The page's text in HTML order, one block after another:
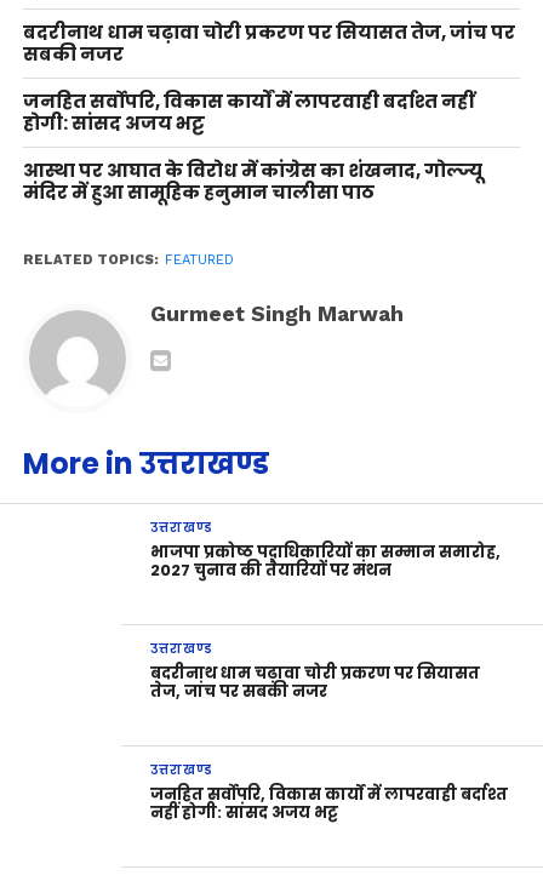
बदरीनाथ धाम चढ़ावा चोरी प्रकरण पर सियासत तेज, जांच पर
सबकी नजर
जनहित सर्वोपरि, विकास कार्यों में लापरवाही बर्दाश्त नहीं
होगी: सांसद अजय भट्ट
आस्था पर आघात के विरोध में कांग्रेस का शंखनाद, गोल्ज्यू
मंदिर में हुआ सामूहिक हनुमान चालीसा पाठ
RELATED TOPICS: FEATURED
Gurmeet Singh Marwah
More in उत्तराखण्ड
उत्तराखण्ड
भाजपा प्रकोष्ठ पदाधिकारियों का सम्मान समारोह,
2027 चुनाव की तैयारियों पर मंथन
उत्तराखण्ड
बदरीनाथ धाम चढ़ावा चोरी प्रकरण पर सियासत
तेज, जांच पर सबकी नजर
उत्तराखण्ड
जनहित सर्वोपरि, विकास कार्यों में लापरवाही बर्दाश्त
नहीं होगी: सांसद अजय भट्ट